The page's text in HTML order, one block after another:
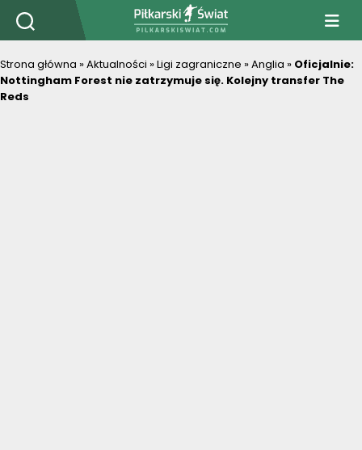
PiłkarskiSwiat.com
Strona główna »Aktualności »Ligi zagraniczne »Anglia » Oficjalnie:
Nottingham Forest nie zatrzymuje się. Kolejny transfer The
Reds